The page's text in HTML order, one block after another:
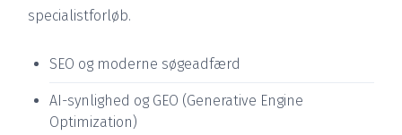
specialistforløb.
SEO og moderne søgeadfærd
AI-synlighed og GEO (Generative Engine
Optimization)